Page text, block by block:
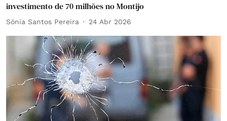
investimento de 70 milhões no Montijo
Sónia Santos Pereira 24 Abr 2026